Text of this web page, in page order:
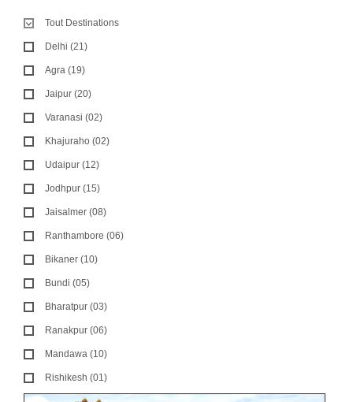
Tout Destinations
Delhi (21)
Agra (19)
Jaipur (20)
Varanasi (02)
Khajuraho (02)
Udaipur (12)
Jodhpur (15)
Jaisalmer (08)
Ranthambore (06)
Bikaner (10)
Bundi (05)
Bharatpur (03)
Ranakpur (06)
Mandawa (10)
Rishikesh (01)